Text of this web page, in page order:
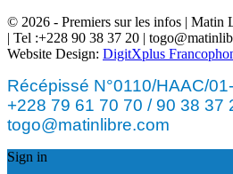
© 2026 - Premiers sur les infos | Matin
| Tel :+228 90 38 37 20 |
Website Design: DigitXplus
Récépissé N°0110/HAAC/
+228 79 61 70 70 / 90 38 37
togo@matinlibre.com
Sign in